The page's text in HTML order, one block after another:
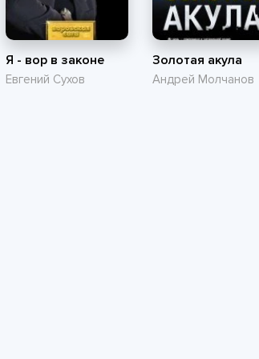
Я - вор в законе
Евгений Сухов
Золотая акула
Андрей Молчанов